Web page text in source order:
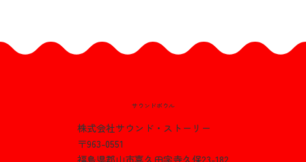
【お知らせ】
サウンドボウル
株式会社サウンド・ストーリー
〒963-0551